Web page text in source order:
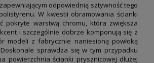
odpowiednią sztywność tego
W kwestii obramowania ścianki
pokryte warstwą chromu, która zwiększa
i szczególnie dobrze komponują się z
modeli z fabrycznie naniesioną powłoką
sprawdza się w tym przypadku
powierzchnia ścianki prysznicowej dłużej